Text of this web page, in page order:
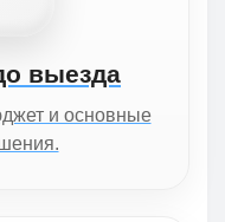
выезда
и основные